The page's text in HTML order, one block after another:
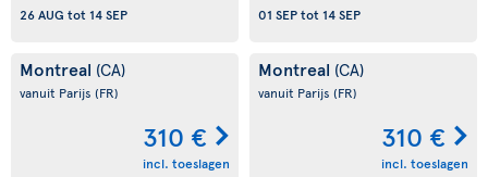
26 AUG tot 14 SEP
01 SEPtot 14 SEP
Montreal (CA)
vanuit Parijs (FR)
310 €
incl. toeslagen
Montreal (CA)
vanuit Parijs (FR)
310 €
incl. toeslagen